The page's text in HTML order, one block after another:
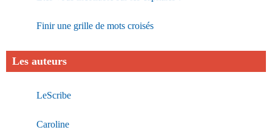
Finir une grille de mots croisés
Les auteurs
LeScribe
Caroline